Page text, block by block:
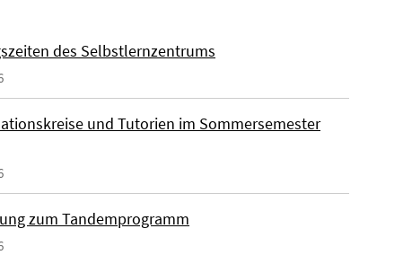
des Selbstlernzentrums
und Tutorien im Sommersemester
zum Tandemprogramm